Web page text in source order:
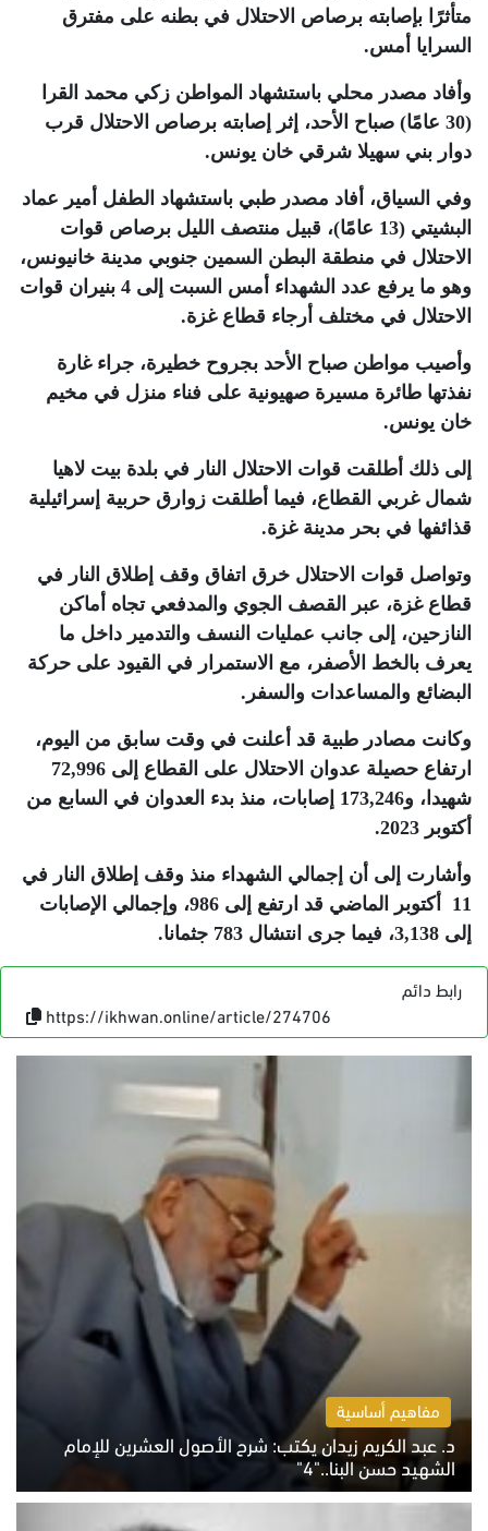
متأثرًا بإصابته برصاص الاحتلال في بطنه على مفترق
السرايا أمس.
وأفاد مصدر محلي باستشهاد المواطن زكي محمد القرا
(30 عامًا) صباح الأحد، إثر إصابته برصاص الاحتلال قرب
دوار بني سهيلا شرقي خان يونس.
وفي السياق، أفاد مصدر طبي باستشهاد الطفل أمير عماد
البشيتي (13 عامًا)، قبيل منتصف الليل برصاص قوات
الاحتلال في منطقة البطن السمين جنوبي مدينة خانيونس،
وهو ما يرفع عدد الشهداء أمس السبت إلى 4 بنيران قوات
الاحتلال في مختلف أرجاء قطاع غزة.
وأصيب مواطن صباح الأحد بجروح خطيرة، جراء غارة
نفذتها طائرة مسيرة صهيونية على فناء منزل في مخيم
خان يونس.
إلى ذلك أطلقت قوات الاحتلال النار في بلدة بيت لاهيا
شمال غربي القطاع، فيما أطلقت زوارق حربية إسرائيلية
قذائفها في بحر مدينة غزة.
وتواصل قوات الاحتلال خرق اتفاق وقف إطلاق النار في
قطاع غزة، عبر القصف الجوي والمدفعي تجاه أماكن
النازحين، إلى جانب عمليات النسف والتدمير داخل ما
يعرف بالخط الأصفر، مع الاستمرار في القيود على حركة
البضائع والمساعدات والسفر .
وكانت مصادر طبية قد أعلنت في وقت سابق من اليوم،
ارتفاع حصيلة عدوان الاحتلال على القطاع إلى 72,996
شهيدا، و173,246 إصابات، منذ بدء العدوان في السابع من
أكتوبر 2023
.
وأشارت إلى أن إجمالي الشهداء منذ وقف إطلاق النار في
11 أكتوبر الماضي قد ارتفع إلى 986، وإجمالي الإصابات
إلى 3,138، فيما جرى انتشال 783 جثمانا
.
رابط دائم
https://ikhwan.online/article/274706
مفاهيم أساسية
د. عبد الكريم زيدان يكتب: شرح الأصول العشرين للإمام
الشهيد حسن البنا.."4"
الخميس 6 أغسطس 2026 10:27 ص